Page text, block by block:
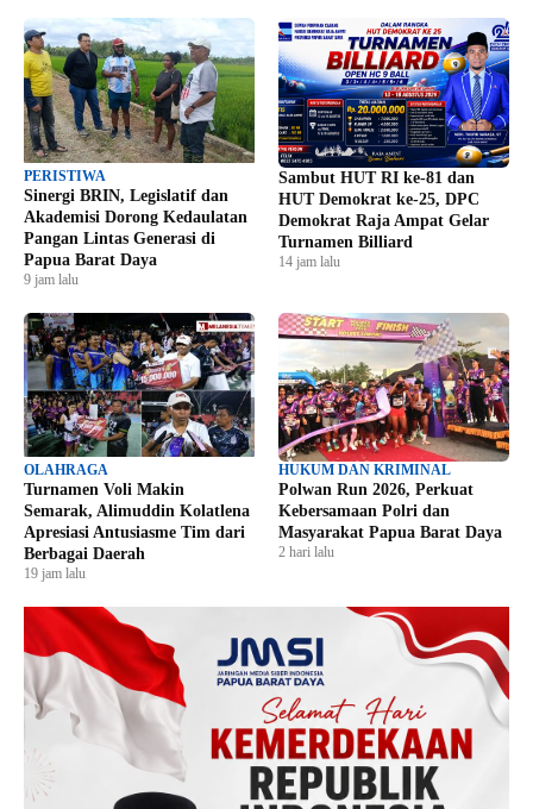
PERISTIWA
Sinergi BRIN, Legislatif dan
Akademisi Dorong Kedaulatan
Pangan Lintas Generasi di
Papua Barat Daya
9 jam lalu
Sambut HUT RI ke-81 dan
HUT Demokrat ke-25, DPC
Demokrat Raja Ampat Gelar
Turnamen Billiard
14 jam lalu
OLAHRAGA
Turnamen Voli Makin
Semarak, Alimuddin Kolatlena
Apresiasi Antusiasme Tim dari
Berbagai Daerah
19 jam lalu
HUKUM DAN KRIMINAL
Polwan Run 2026, Perkuat
Kebersamaan Polri dan
Masyarakat Papua Barat Daya
2 hari lalu